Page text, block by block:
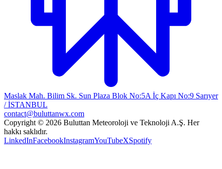
Maslak Mah. Bilim Sk. Sun Plaza Blok No:5A İç Kapı No:9 Sarıyer
/ İSTANBUL
contact@buluttanwx.com
Copyright © 2026 Buluttan Meteoroloji ve Teknoloji A.Ş. Her
hakkı saklıdır.
LinkedInFacebookInstagramYouTubeXSpotify